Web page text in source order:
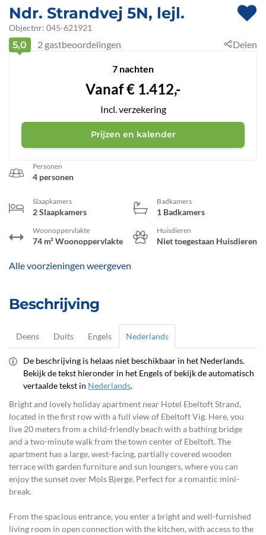
Ndr. Strandvej 5N, lejl.
- 8400
Objectnr: 045-621921
Personen
4 personen
Slaapkamers
2 Slaapkamers
Badkamers
1 Badkamers
Woonoppervlakte
74 m² Woonoppervlakte
Huisdieren
Niet toegestaan Huisdieren
Alle voorzieningen weergeven
Beschrijving
Deens Duits Engels Nederlands
De beschrijving is helaas niet beschikbaar in het Nederlands.
Bekijk de tekst hieronder in het Engels of bekijk de automatisch
vertaalde tekst in Nederlands.
Bright and lovely holiday apartment near Hotel Ebeltoft Strand,
located in the first row with a full view of Ebeltoft Vig. Here, you
live 20 meters from a child-friendly beach with a bathing bridge
and a two-minute walk from the town center of Ebeltoft. The
apartment has a large, west-facing, partially covered wooden
terrace with garden furniture and sun loungers, where you can
enjoy the sunset over Mols Bjerge. Perfect for a romantic mini-
break.
From the spacious entrance, you enter a bright and well-furnished
living room in open connection with the kitchen, with access to the
5,0 2gastbeoordelingen Delen
7 nachten
Vanaf€ 1.412,-
Incl. verzekering
Prijzen en kalender